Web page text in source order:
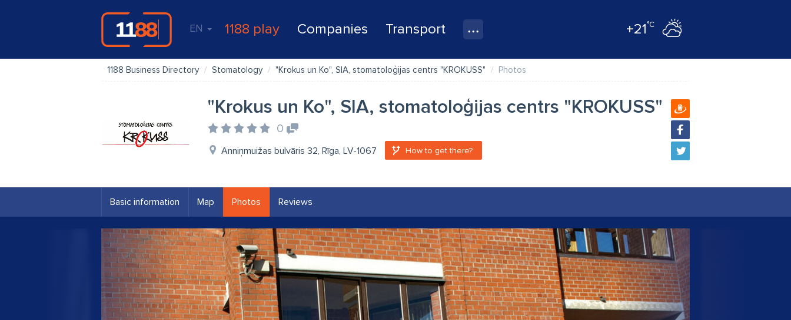
EN 1188 play Companies Transport +21°C
1188 Business Directory Stomatology "Krokus un Ko", SIA, stomatoloģijas centrs "KROKUSS" Photos
"Krokus un Ko", SIA, stomatoloģijas centrs "KROKUSS"
0
Anniņmuižas bulvāris 32, Rīga, LV-1067 How to get there?
Basic information Map Photos Reviews